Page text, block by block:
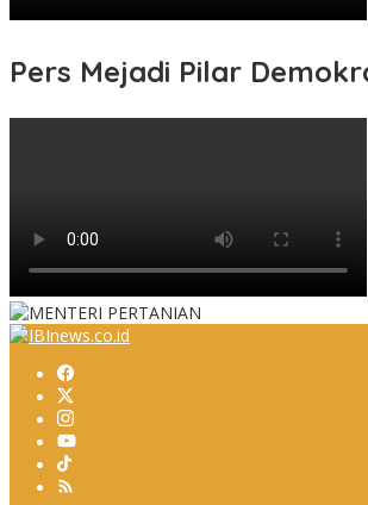
Pers Mejadi Pilar